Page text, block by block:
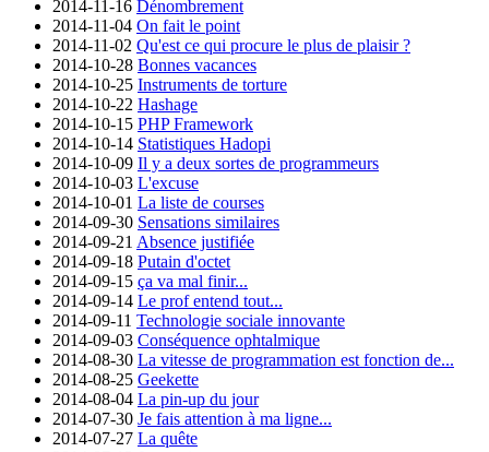
2014-11-16 Dénombrement
2014-11-04 On fait le point
2014-11-02 Qu'est ce qui procure le plus de plaisir ?
2014-10-28 Bonnes vacances
2014-10-25 Instruments de torture
2014-10-22 Hashage
2014-10-15 PHP Framework
2014-10-14 Statistiques Hadopi
2014-10-09 Il y a deux sortes de programmeurs
2014-10-03 L'excuse
2014-10-01 La liste de courses
2014-09-30 Sensations similaires
2014-09-21 Absence justifiée
2014-09-18 Putain d'octet
2014-09-15 ça va mal finir...
2014-09-14 Le prof entend tout...
2014-09-11 Technologie sociale innovante
2014-09-03 Conséquence ophtalmique
2014-08-30 La vitesse de programmation est fonction de...
2014-08-25 Geekette
2014-08-04 La pin-up du jour
2014-07-30 Je fais attention à ma ligne...
2014-07-27 La quête